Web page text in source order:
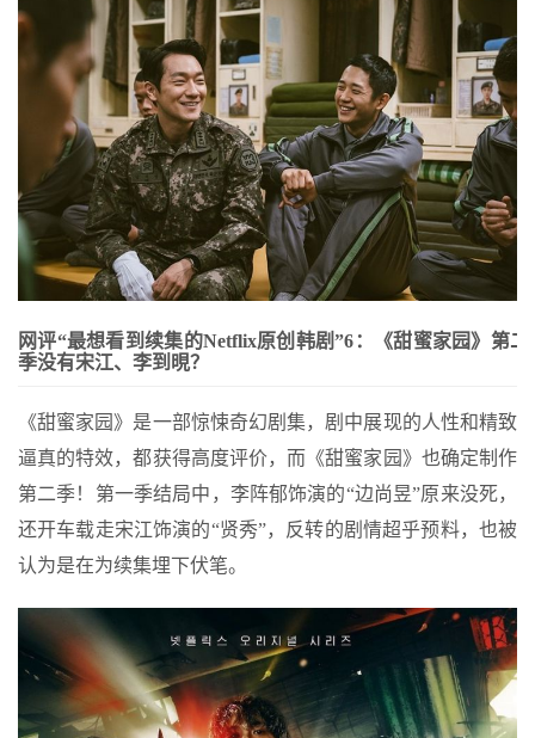
网评“最想看到续集的Netflix原创韩剧”6：《甜蜜家园》第二
季没有宋江、李到晛？
《甜蜜家园》是一部惊悚奇幻剧集，剧中展现的人性和精致
逼真的特效，都获得高度评价，而《甜蜜家园》也确定制作
第二季！第一季结局中，李阵郁饰演的“边尚昱”原来没死，
还开车载走宋江饰演的“贤秀”，反转的剧情超乎预料，也被
认为是在为续集埋下伏笔。